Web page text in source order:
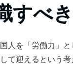
すべ
人を「労働力」
て迎えるという